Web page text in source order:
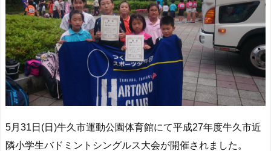
5月31日(日)牛久市運動公園体育館にて平成27年度牛久市近
隣小学生バドミントシングルス大会が開催されました。